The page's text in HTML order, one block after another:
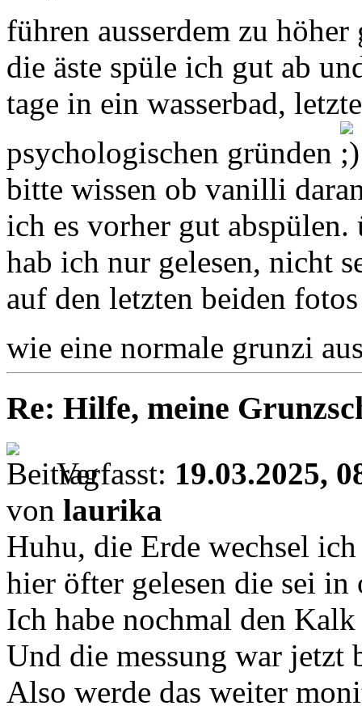
führen ausserdem zu
die äste spüle ich gut ab
tage in ein wasserbad,
psychologischen gründen
bitte wissen ob vanilli
ich es vorher gut
hab ich nur gelesen, nicht
auf den letzten beiden
wie eine normale grunzi
Re: Hilfe, meine
Verfasst: 19.03.2025,
von laurika
Huhu, die Erde wechsel
hier öfter gelesen die sei in
Ich habe nochmal den Kalk
Und die messung war jetzt
Also werde das weiter